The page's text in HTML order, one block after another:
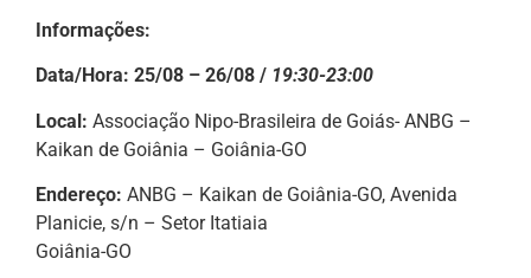
Informações:
Data/Hora: 25/08 – 26/08 / 19:30-23:00
Local: Associação Nipo-Brasileira de Goiás- ANBG –
Kaikan de Goiânia – Goiânia-GO
Endereço: ANBG – Kaikan de Goiânia-GO, Avenida
Planicie, s/n – Setor Itatiaia
Goiânia-GO